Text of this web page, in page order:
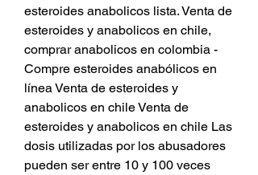
esteroides anabolicos lista. Venta de
esteroides y anabolicos en chile,
comprar anabolicos en colombia -
Compre esteroides anabólicos en
línea Venta de esteroides y
anabolicos en chile Venta de
esteroides y anabolicos en chile Las
dosis utilizadas por los abusadores
pueden ser entre 10 y 100 veces